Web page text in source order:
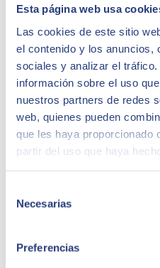
Esta página web usa
Las cookies de este sitio
el contenido y los anuncios,
sociales y analizar el
información sobre el uso
nuestros partners de redes
web, quienes pueden
que les haya proporcionado
partir del uso que haya
Necesarias
Preferencias
SAP Ariba y SAP
(Preventa SAP ARIBA)
16:00h – DOMIBERIA:
conversión S4H, por César
y SAP) y José Luís
Factory Manager)
16:50h – WoW Concept,
(Head of Marketplace en
del área Marketplace en
2 de Junio
12:10h - GIRO. Cómo
con SAP FSM por
GIRO) y Alba Calpe